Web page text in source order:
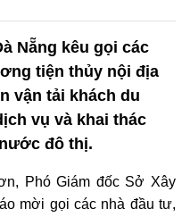
Nẵng kêu gọi các
tiện thủy nội địa
vận tải khách du
vụ và khai thác
đô thị.
Phó Giám đốc Sở Xây
mời gọi các nhà đầu tư,